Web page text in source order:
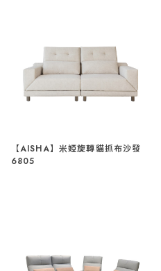
【AISHA】米婭旋轉貓抓布沙發
6805